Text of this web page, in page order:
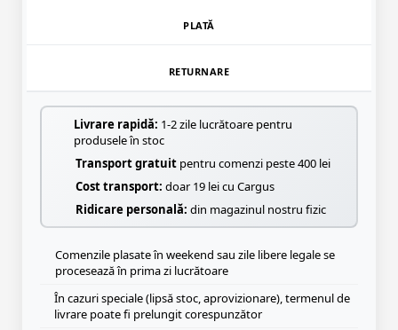
PLATĂ
RETURNARE
Livrare rapidă: 1-2 zile lucrătoare pentru
produsele în stoc
Transport gratuit pentru comenzi peste 400 lei
Cost transport: doar 19 lei cu Cargus
Ridicare personală: din magazinul nostru fizic
Comenzile plasate în weekend sau zile libere legale se
procesează în prima zi lucrătoare
În cazuri speciale (lipsă stoc, aprovizionare), termenul de
livrare poate fi prelungit corespunzător